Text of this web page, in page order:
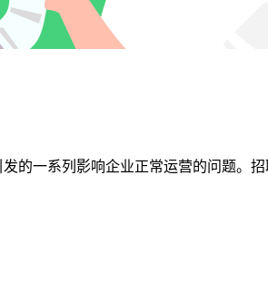
的一系列影响企业正常运营的问题。